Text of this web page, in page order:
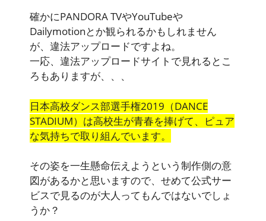
確かにPANDORA TVやYouTubeや
Dailymotionとか観られるかもしれません
が、違法アップロードですよね。
一応、違法アップロードサイトで見れるとこ
ろもありますが、、、
日本高校ダンス部選手権2019（DANCE
STADIUM）は高校生が青春を捧げて、ピュア
な気持ちで取り組んでいます。
その姿を一生懸命伝えようという制作側の意
図があるかと思いますので、せめて公式サー
ビスで見るのが大人ってもんではないでしょ
うか？